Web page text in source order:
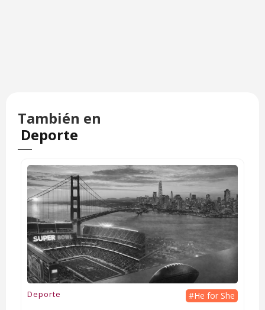
También en
Deporte
Deporte #He for She